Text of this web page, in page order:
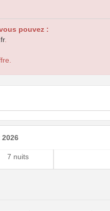
pouvez :
.
7 nuits